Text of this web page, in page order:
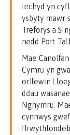
Iechyd yn
ysbyty mawr
Treforys a
nedd Port
Mae
Cymru yn
orllewin
ddau
Nghymru.
cynnwys
ffrwythlondeb